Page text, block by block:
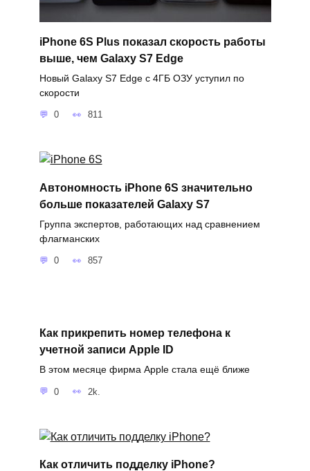
iPhone 6S Plus показал скорость работы
выше, чем Galaxy S7 Edge
Новый Galaxy S7 Edge с 4ГБ ОЗУ уступил по
скорости
0 811
Автономность iPhone 6S значительно
больше показателей Galaxy S7
Группа экспертов, работающих над сравнением
флагманских
0 857
Как прикрепить номер телефона к
учетной записи Apple ID
В этом месяце фирма Apple стала ещё ближе
0 2k.
Как отличить подделку iPhone?